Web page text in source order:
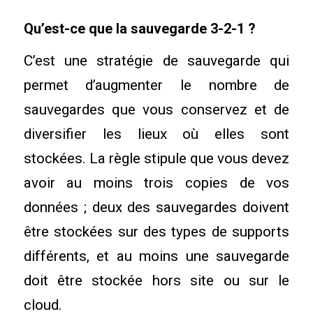
Qu’est-ce que la sauvegarde 3-2-1 ?
C’est une stratégie de sauvegarde qui
permet d’augmenter le nombre de
sauvegardes que vous conservez et de
diversifier les lieux où elles sont
stockées. La règle stipule que vous devez
avoir au moins trois copies de vos
données ; deux des sauvegardes doivent
être stockées sur des types de supports
différents, et au moins une sauvegarde
doit être stockée hors site ou sur le
cloud.